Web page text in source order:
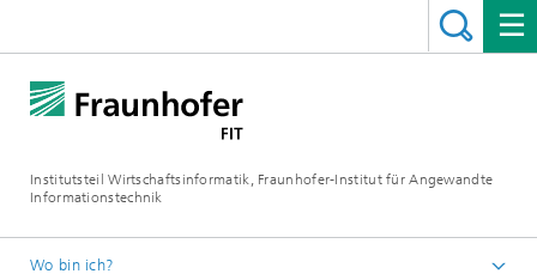
Institutsteil Wirtschaftsinformatik, Fraunhofer-Institut für Angewandte
Informationstechnik
Wo bin ich?